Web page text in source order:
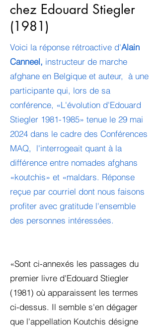
chez Edouard Stiegler
(1981)
Voici la réponse rétroactive d'Alain
Canneel, instructeur de marche
afghane en Belgique et auteur, à une
participante qui, lors de sa
conférence, «L'évolution d'Edouard
Stiegler 1981-1985» tenue le 29 mai
2024 dans le cadre des Conférences
MAQ, l'interrogeait quant à la
différence entre nomades afghans
«koutchis» et «maldars. Réponse
reçue par courriel dont nous faisons
profiter avec gratitude l'ensemble
des personnes intéressées.
«Sont ci-annexés les passages du
premier livre d'Edouard Stiegler
(1981) où apparaissent les termes
ci-dessus. Il semble s'en dégager
que l'appellation Koutchis désigne